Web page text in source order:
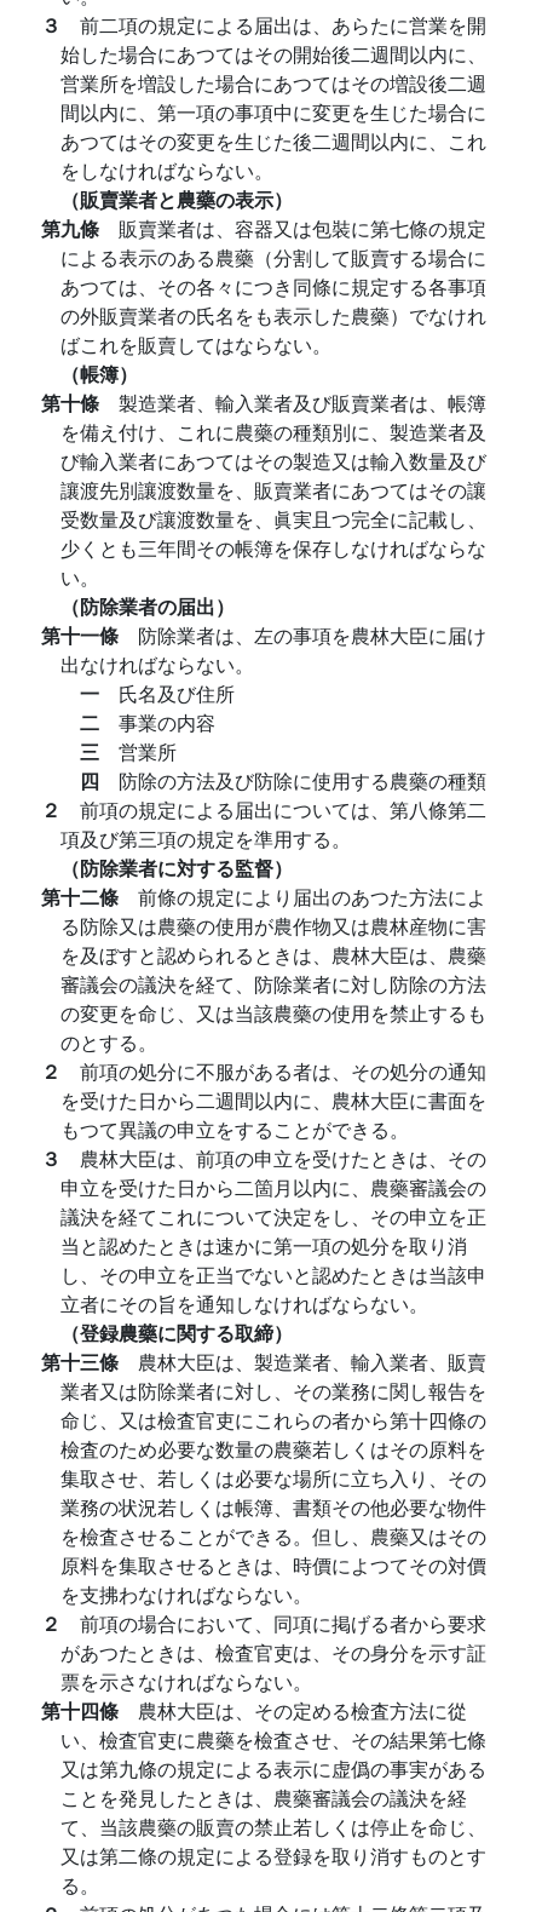
３ 前二項の規定による届出は、あらたに営業を開
始した場合にあつてはその開始後二週間以内に、
営業所を増設した場合にあつてはその増設後二週
間以内に、第一項の事項中に変更を生じた場合に
あつてはその変更を生じた後二週間以内に、これ
をしなければならない。
（販賣業者と農藥の表示）
第九條 販賣業者は、容器又は包裝に第七條の規定
による表示のある農藥（分割して販賣する場合に
あつては、その各々につき同條に規定する各事項
の外販賣業者の氏名をも表示した農藥）でなけれ
ばこれを販賣してはならない。
（帳簿）
第十條 製造業者、輸入業者及び販賣業者は、帳簿
を備え付け、これに農藥の種類別に、製造業者及
び輸入業者にあつてはその製造又は輸入数量及び
讓渡先別讓渡数量を、販賣業者にあつてはその讓
受数量及び讓渡数量を、眞実且つ完全に記載し、
少くとも三年間その帳簿を保存しなければならな
い。
（防除業者の届出）
第十一條 防除業者は、左の事項を農林大臣に届け
出なければならない。
一 氏名及び住所
二 事業の内容
三 営業所
四 防除の方法及び防除に使用する農藥の種類
２ 前項の規定による届出については、第八條第二
項及び第三項の規定を準用する。
（防除業者に対する監督）
第十二條 前條の規定により届出のあつた方法によ
る防除又は農藥の使用が農作物又は農林産物に害
を及ぼすと認められるときは、農林大臣は、農藥
審議会の議決を経て、防除業者に対し防除の方法
の変更を命じ、又は当該農藥の使用を禁止するも
のとする。
２ 前項の処分に不服がある者は、その処分の通知
を受けた日から二週間以内に、農林大臣に書面を
もつて異議の申立をすることができる。
３ 農林大臣は、前項の申立を受けたときは、その
申立を受けた日から二箇月以内に、農藥審議会の
議決を経てこれについて決定をし、その申立を正
当と認めたときは速かに第一項の処分を取り消
し、その申立を正当でないと認めたときは当該申
立者にその旨を通知しなければならない。
（登録農藥に関する取締）
第十三條 農林大臣は、製造業者、輸入業者、販賣
業者又は防除業者に対し、その業務に関し報告を
命じ、又は檢査官吏にこれらの者から第十四條の
檢査のため必要な数量の農藥若しくはその原料を
集取させ、若しくは必要な場所に立ち入り、その
業務の状況若しくは帳簿、書類その他必要な物件
を檢査させることができる。但し、農藥又はその
原料を集取させるときは、時價によつてその対價
を支拂わなければならない。
２ 前項の場合において、同項に掲げる者から要求
があつたときは、檢査官吏は、その身分を示す証
票を示さなければならない。
第十四條 農林大臣は、その定める檢査方法に從
い、檢査官吏に農藥を檢査させ、その結果第七條
又は第九條の規定による表示に虚僞の事実がある
ことを発見したときは、農藥審議会の議決を経
て、当該農藥の販賣の禁止若しくは停止を命じ、
又は第二條の規定による登録を取り消すものとす
る。